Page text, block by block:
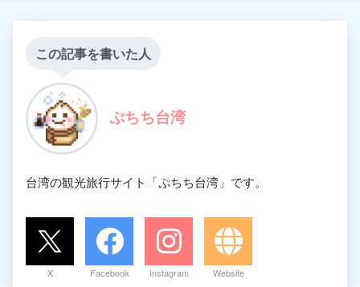
この記事を書いた人
ぷちち台湾
台湾の観光旅行サイト「ぷちち台湾」です。
X Facebook Instagram Website